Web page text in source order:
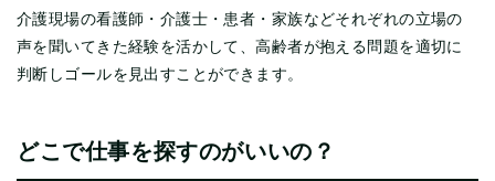
介護現場の看護師・介護士・患者・家族などそれぞれの立場の
声を聞いてきた経験を活かして、高齢者が抱える問題を適切に
判断しゴールを見出すことができます。
どこで仕事を探すのがいいの？